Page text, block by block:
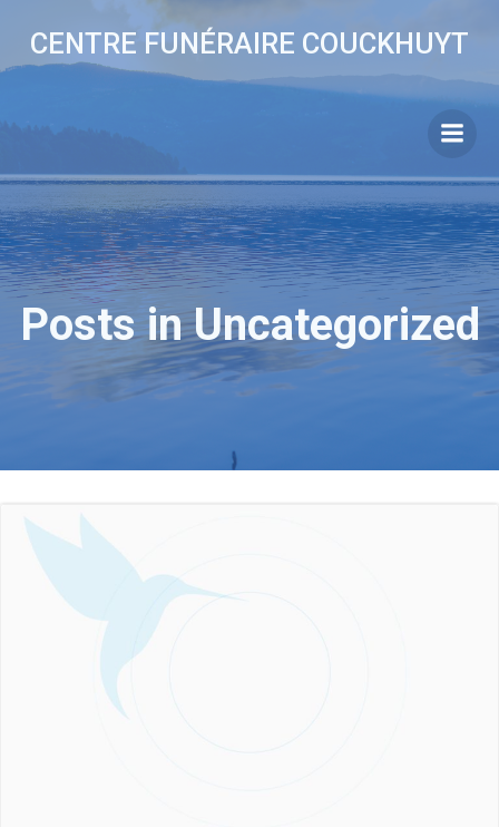
au
CENTRE FUNÉRAIRE COUCKHUYT
Posts in Uncategorized